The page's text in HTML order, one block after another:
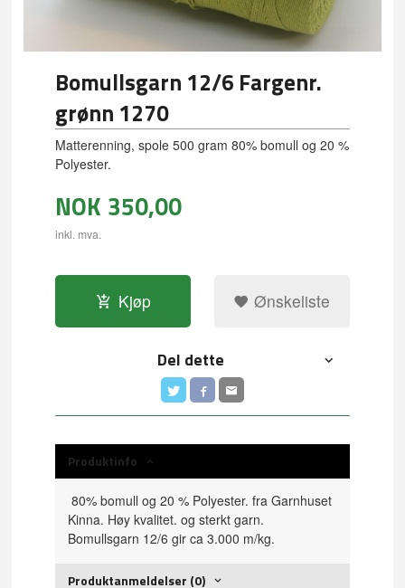
Bomullsgarn 12/6 Fargenr.
grønn 1270
Matterenning, spole 500 gram 80% bomull og 20 %
Polyester.
NOK 350,00
inkl. mva.
Kjøp Ønskeliste
Del dette
Produktinfo
80% bomull og 20 % Polyester. fra Garnhuset
Kinna. Høy kvalitet. og sterkt garn.
Bomullsgarn 12/6 gir ca 3.000 m/kg.
Produktanmeldelser (0)